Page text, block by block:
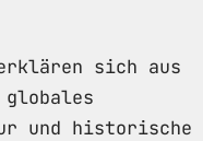
sich aus
und historische